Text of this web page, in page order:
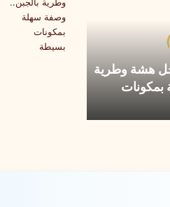
هشة وطرية
بمكونات